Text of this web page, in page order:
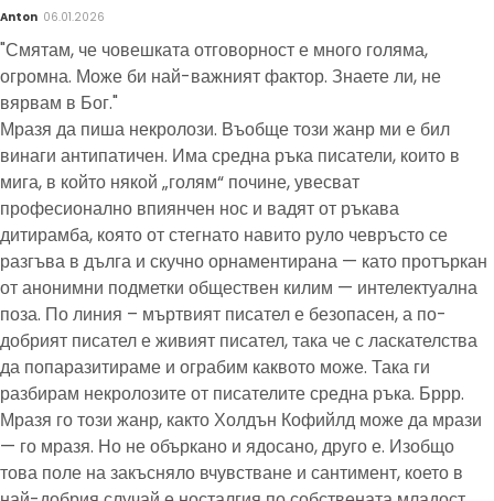
Anton 06.01.2026
"Смятам, че човешката отговорност е много голяма,
огромна. Може би най-важният фактор. Знаете ли, не
вярвам в Бог."
Мразя да пиша некролози. Въобще този жанр ми е бил
винаги антипатичен. Има средна ръка писатели, които в
мига, в който някой „голям“ почине, увесват
професионално впиянчен нос и вадят от ръкава
дитирамба, която от стегнато навито руло чевръсто се
разгъва в дълга и скучно орнаментирана — като протъркан
от анонимни подметки обществен килим — интелектуална
поза. По линия – мъртвият писател е безопасен, а по-
добрият писател е живият писател, така че с ласкателства
да попаразитираме и ограбим каквото може. Така ги
разбирам некролозите от писателите средна ръка. Бррр.
Мразя го този жанр, както Холдън Кофийлд може да мрази
— го мразя. Но не объркано и ядосано, друго е. Изобщо
това поле на закъсняло вчувстване и сантимент, което в